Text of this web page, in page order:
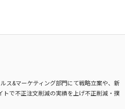
ス&マーケティング部門にて戦略立案や、新
で不正注文削減の実績を上げ不正削減・撲